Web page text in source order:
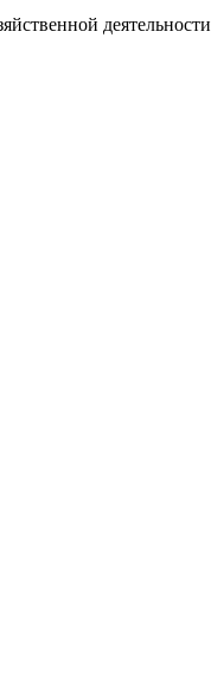
деятельности